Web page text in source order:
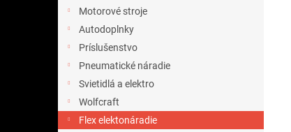
Motorové stroje
Autodoplnky
Príslušenstvo
Pneumatické náradie
Svietidlá a elektro
Wolfcraft
Flex elektonáradie